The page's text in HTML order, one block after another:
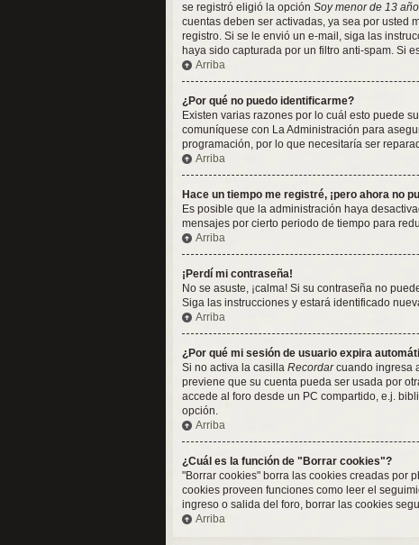
se registró eligió la opción Soy menor de 13
cuentas deben ser activadas, ya sea por usted
registro. Si se le envió un e-mail, siga las
haya sido capturada por un filtro anti-spam. Si
Arriba
¿Por qué no puedo identificarme?
Existen varias razones por lo cuál esto puede
comuníquese con La Administración para
programación, por lo que necesitaría ser
Arriba
Hace un tiempo me registré, ¡pero ahora no
Es posible que la administración haya
mensajes por cierto periodo de tiempo para
Arriba
¡Perdí mi contraseña!
No se asuste, ¡calma! Si su contraseña no
Siga las instrucciones y estará identificado
Arriba
¿Por qué mi sesión de usuario expira
Si no activa la casilla Recordarcuando ingresa
previene que su cuenta pueda ser usada por
accede al foro desde un PC compartido, e.j.
opción.
Arriba
¿Cuál es la función de "Borrar cookies"?
"Borrar cookies" borra las cookies creadas por
cookies proveen funciones como leer el
ingreso o salida del foro, borrar las cookies
Arriba